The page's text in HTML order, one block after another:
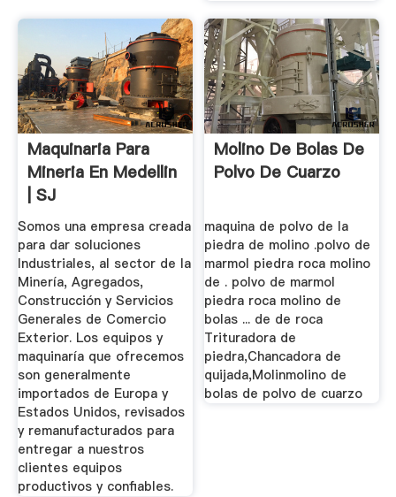
Maquinaria Para
Mineria En Medellin
| SJ
IMPORTADORES ...
Somos una empresa creada
para dar soluciones
Industriales, al sector de la
Minería, Agregados,
Construcción y Servicios
Generales de Comercio
Exterior. Los equipos y
maquinaría que ofrecemos
son generalmente
importados de Europa y
Estados Unidos, revisados
y remanufacturados para
entregar a nuestros
clientes equipos
productivos y confiables.
Molino De Bolas De
Polvo De Cuarzo
maquina de polvo de la
piedra de molino .polvo de
marmol piedra roca molino
de . polvo de marmol
piedra roca molino de
bolas ... de de roca
Trituradora de
piedra,Chancadora de
quijada,Molinmolino de
bolas de polvo de cuarzo